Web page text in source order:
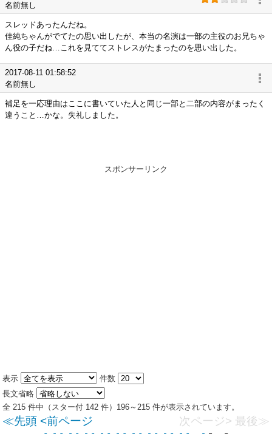
名前無し
スレッドあったんだね。
佳純ちゃんがでてたの思い出したが、本当の名演は一部の主役のお兄ちゃ
ん役の子だね…これを見ててストレスがたまったのを思い出した。
2017-08-11 01:58:52
名前無し
補足を一応理由はここに書いていた人と同じ一部と二部の内容がまったく
違うこと…かな。失礼しました。
スポンサーリンク
表示
件数
長文省略
全 215 件中（スター付 142 件）196～215 件が表示されています。
≪先頭 <前ページ 次ページ> 最後≫